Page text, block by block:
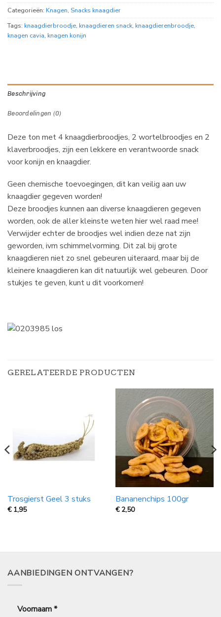
Categorieën: Knagen, Snacks knaagdier
Tags: knaagdierbroodje, knaagdieren snack, knaagdierenbroodje,
knagen cavia, knagen konijn
Beschrijving
Beoordelingen (0)
Deze ton met 4 knaagdierbroodjes, 2 wortelbroodjes en 2
klaverbroodjes, zijn een lekkere en verantwoorde snack
voor konijn en knaagdier.
Geen chemische toevoegingen, dit kan veilig aan uw
knaagdier gegeven worden!
Deze broodjes kunnen aan diverse knaagdieren gegeven
worden, ook de aller kleinste weten hier wel raad mee!
Verwijder echter de broodjes wel indien deze nat zijn
geworden, ivm schimmelvorming. Dit zal bij grote
knaagdieren niet zo snel gebeuren uiteraard, maar bij de
kleinere knaagdieren kan dit natuurlijk wel gebeuren. Door
stukjes te geven, kunt u dit voorkomen!
GERELATEERDE PRODUCTEN
Trosgierst Geel 3 stuks
€ 1,95
Bananenchips 100gr
€ 2,50
AANBIEDINGEN ONTVANGEN?
Voornaam*